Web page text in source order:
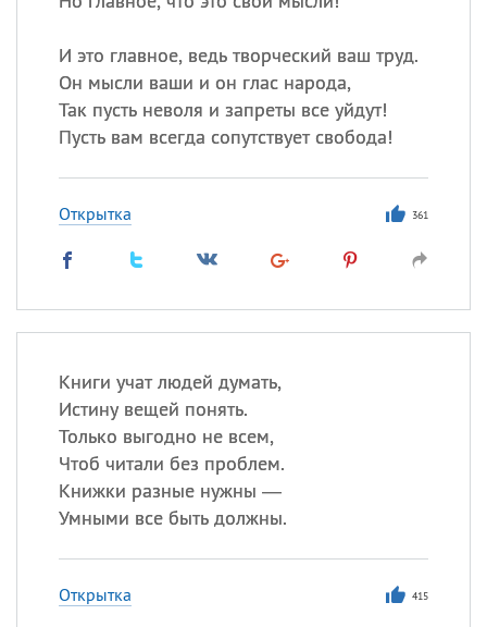
И это главное, ведь творческий ваш труд.
Он мысли ваши и он глас народа,
Так пусть неволя и запреты все уйдут!
Пусть вам всегда сопутствует свобода!
Открытка 361
Книги учат людей думать,
Истину вещей понять.
Только выгодно не всем,
Чтоб читали без проблем.
Книжки разные нужны —
Умными все быть должны.
Открытка 415